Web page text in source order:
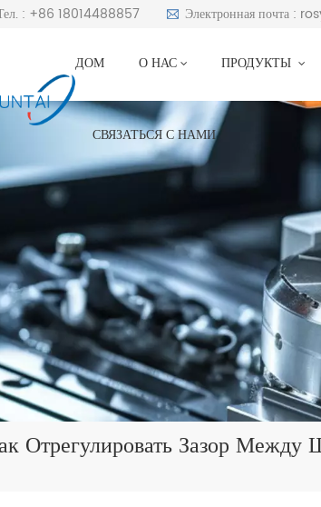
: +86 18014488857 Электронная почта :
ДОМ О НАС ПРОДУКТЫ
СВЯЗАТЬСЯ С НАМИ
Отрегулировать Зазор